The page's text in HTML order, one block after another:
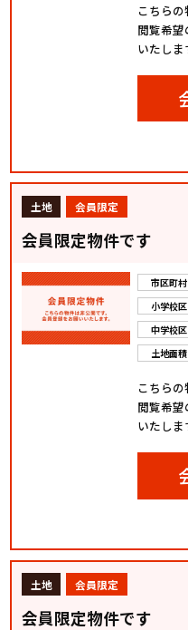
こちらの
閲覧希
いたしま
土地 会員限定
会員限定物件です
市区町村
小学校区
中学校区
土地面積
こちらの
閲覧希
いたしま
土地 会員限定
会員限定物件です